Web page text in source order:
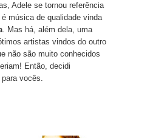
Adele se tornou referência
música de qualidade vinda
. Mas há, além dela, uma
artistas vindos do outro
não são muito conhecidos
Então, decidi
vocês.